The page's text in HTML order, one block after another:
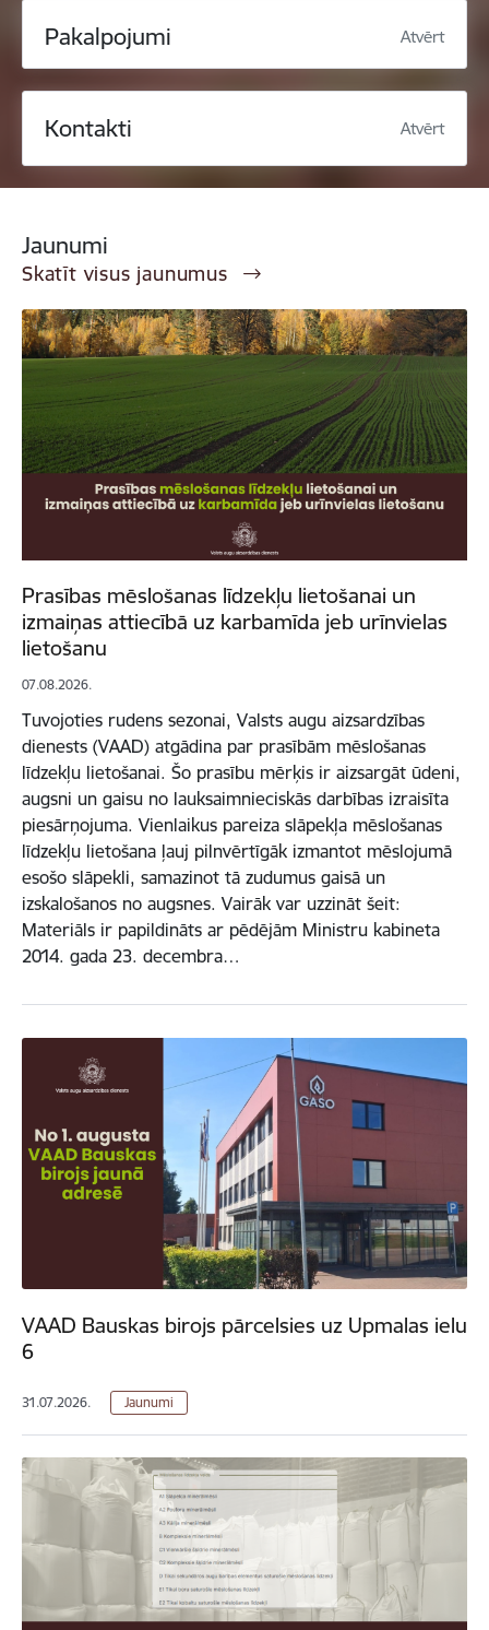
Pakalpojumi Atvērt
Kontakti Atvērt
Jaunumi
Skatīt visus jaunumus
Prasības mēslošanas līdzekļu lietošanai un
izmaiņas attiecībā uz karbamīda jeb urīnvielas
lietošanu
07.08.2026.
Tuvojoties rudens sezonai, Valsts augu aizsardzības
dienests (VAAD) atgādina par prasībām mēslošanas
līdzekļu lietošanai. Šo prasību mērķis ir aizsargāt ūdeni,
augsni un gaisu no lauksaimnieciskās darbības izraisīta
piesārņojuma. Vienlaikus pareiza slāpekļa mēslošanas
līdzekļu lietošana ļauj pilnvērtīgāk izmantot mēslojumā
esošo slāpekli, samazinot tā zudumus gaisā un
izskalošanos no augsnes. Vairāk var uzzināt šeit:
Materiāls ir papildināts ar pēdējām Ministru kabineta
2014. gada 23. decembra…
VAAD Bauskas birojs pārcelsies uz Upmalas ielu
6
31.07.2026. Jaunumi